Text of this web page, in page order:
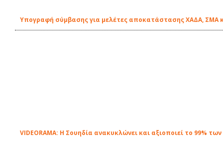
Υπογραφή σύμβασης για μελέτες αποκατάστασης ΧΑΔΑ, ΣΜΑ
VIDEORAMA: Η Σουηδία ανακυκλώνει και αξιοποιεί το 99%